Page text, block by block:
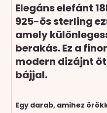
Elegáns elefánt
925-ös sterling
amely
berakás. Ez a
modern dizájnt
bájjal.
Egy darab, amihez